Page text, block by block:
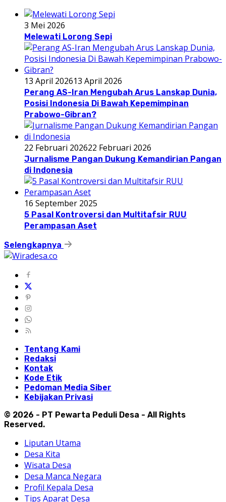
3 Mei 2026
Melewati Lorong Sepi
13 April 202613 April 2026
Perang AS-Iran Mengubah Arus Lanskap Dunia,
Posisi Indonesia Di Bawah Kepemimpinan
Prabowo-Gibran?
22 Februari 202622 Februari 2026
Jurnalisme Pangan Dukung Kemandirian Pangan
di Indonesia
16 September 2025
5 Pasal Kontroversi dan Multitafsir RUU
Perampasan Aset
Selengkapnya
Tentang Kami
Redaksi
Kontak
Kode Etik
Pedoman Media Siber
Kebijakan Privasi
© 2026 - PT Pewarta Peduli Desa - All Rights
Reserved.
Liputan Utama
Desa Kita
Wisata Desa
Desa Manca Negara
Profil Kepala Desa
Tips Aparat Desa